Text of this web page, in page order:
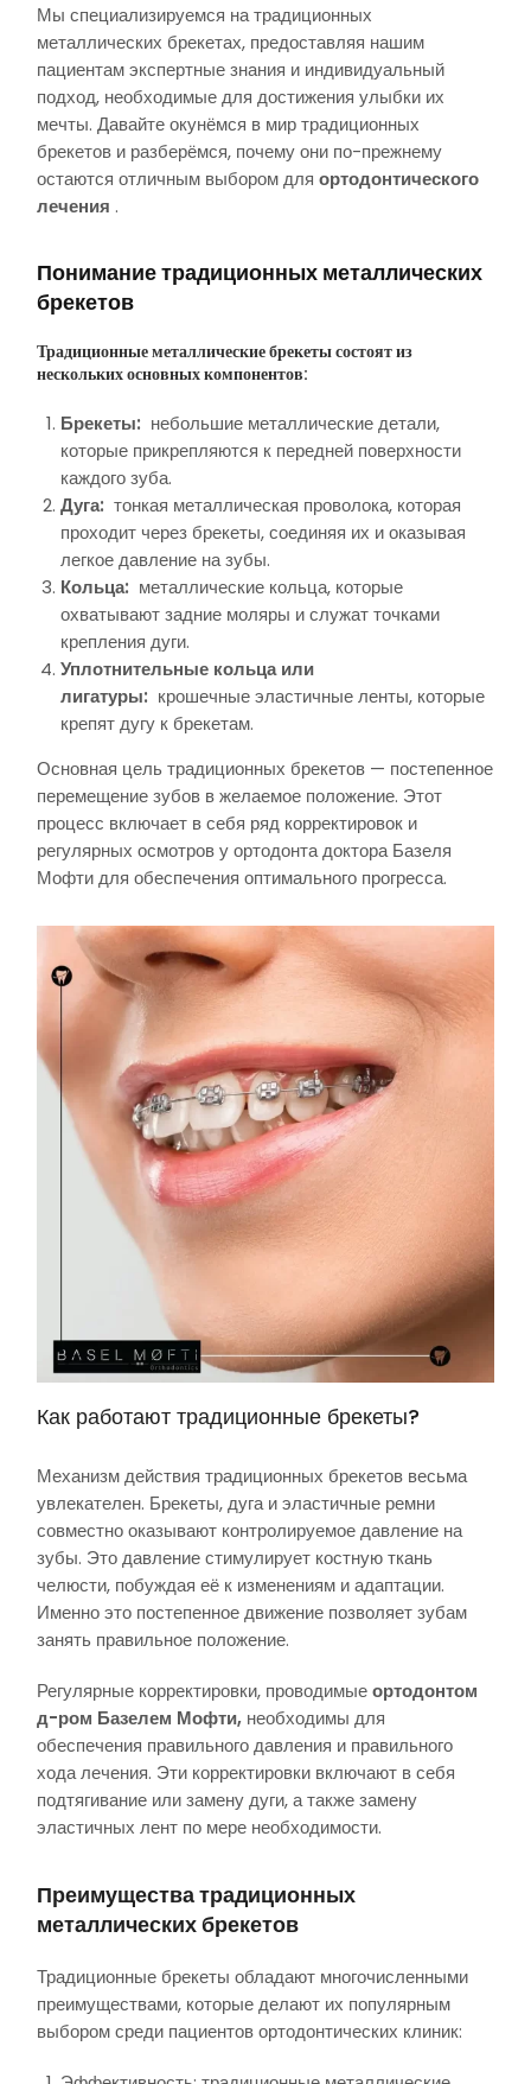
Мы специализируемся на традиционных
металлических брекетах, предоставляя нашим
пациентам экспертные знания и индивидуальный
подход, необходимые для достижения улыбки их
мечты. Давайте окунёмся в мир традиционных
брекетов и разберёмся, почему они по-прежнему
остаются отличным выбором дляортодонтического
лечения .
Понимание традиционных металлических
брекетов
Традиционные металлические брекеты состоят из
нескольких основных компонентов:
Брекеты: небольшие металлические детали,
которые прикрепляются к передней поверхности
каждого зуба.
Дуга: тонкая металлическая проволока, которая
проходит через брекеты, соединяя их и оказывая
легкое давление на зубы.
Кольца: металлические кольца, которые
охватывают задние моляры и служат точками
крепления дуги.
Уплотнительные кольца или
лигатуры: крошечные эластичные ленты, которые
крепят дугу к брекетам.
Основная цель традиционных брекетов — постепенное
перемещение зубов в желаемое положение. Этот
процесс включает в себя ряд корректировок и
регулярных осмотров у ортодонта доктора Базеля
Мофти для обеспечения оптимального прогресса.
Как работают традиционные брекеты?
Механизм действия традиционных брекетов весьма
увлекателен. Брекеты, дуга и эластичные ремни
совместно оказывают контролируемое давление на
зубы. Это давление стимулирует костную ткань
челюсти, побуждая её к изменениям и адаптации.
Именно это постепенное движение позволяет зубам
занять правильное положение.
Регулярные корректировки, проводимыеортодонтом
д-ром Базелем Мофти, необходимы для
обеспечения правильного давления и правильного
хода лечения. Эти корректировки включают в себя
подтягивание или замену дуги, а также замену
эластичных лент по мере необходимости.
Преимущества традиционных
металлических брекетов
Традиционные брекеты обладают многочисленными
преимуществами, которые делают их популярным
выбором среди пациентов ортодонтических клиник: